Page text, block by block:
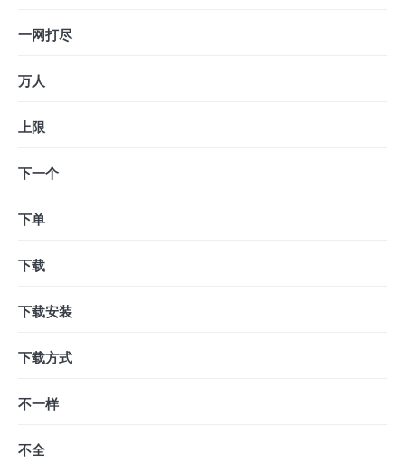
一网打尽
万人
上限
下一个
下单
下载
下载安装
下载方式
不一样
不全